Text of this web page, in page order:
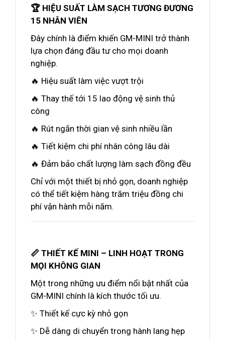
🏆 HIỆU SUẤT LÀM SẠCH TƯƠNG ĐƯƠNG
15 NHÂN VIÊN
Đây chính là điểm khiến GM-MINI trở thành
lựa chọn đáng đầu tư cho mọi doanh
nghiệp.
🔥 Hiệu suất làm việc vượt trội
🔥 Thay thế tới 15 lao động vệ sinh thủ
công
🔥 Rút ngắn thời gian vệ sinh nhiều lần
🔥 Tiết kiệm chi phí nhân công lâu dài
🔥 Đảm bảo chất lượng làm sạch đồng đều
Chỉ với một thiết bị nhỏ gọn, doanh nghiệp
có thể tiết kiệm hàng trăm triệu đồng chi
phí vận hành mỗi năm.
📏 THIẾT KẾ MINI – LINH HOẠT TRONG
MỌI KHÔNG GIAN
Một trong những ưu điểm nổi bật nhất của
GM-MINI chính là kích thước tối ưu.
✨ Thiết kế cực kỳ nhỏ gọn
✨ Dễ dàng di chuyển trong hành lang hẹp